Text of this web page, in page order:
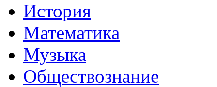
История
Математика
Музыка
Обществознание